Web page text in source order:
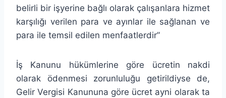
belirli bir işyerine bağlı olarak çalışanlara hizmet
karşılığı verilen para ve ayınlar ile sağlanan ve
para ile temsil edilen menfaatlerdir”
İş Kanunu hükümlerine göre ücretin nakdi
olarak ödenmesi zorunluluğu getirildiyse de,
Gelir Vergisi Kanununa göre ücret ayni olarak ta